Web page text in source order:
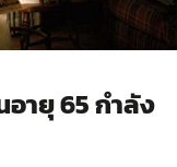
อายุ 65 กำลัง